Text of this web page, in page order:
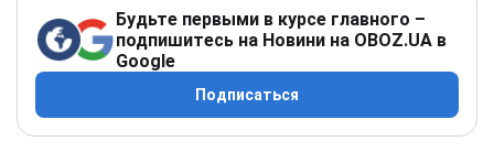
Будьте первыми в курсе главного –
подпишитесь на Новини на OBOZ.UA в
Google
Подписаться